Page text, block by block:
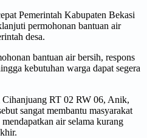
Pemerintah Kabupaten Bekasi
permohonan bantuan air
desa.
bantuan air bersih, respons
kebutuhan warga dapat segera
Cihanjuang RT 02 RW 06, Anik,
sangat membantu masyarakat
air selama kurang